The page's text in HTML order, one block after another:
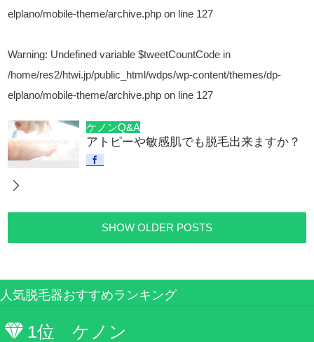
elplano/mobile-theme/archive.php on line 127
Warning: Undefined variable $tweetCountCode in
/home/res2/htwi.jp/public_html/wdps/wp-content/themes/dp-
elplano/mobile-theme/archive.php on line 127
ケノンQ&A
アトピーや敏感肌でも脱毛出来ますか？
SHOW OLDER POSTS
人気脱毛器おすすめランキング
1位 ケノン